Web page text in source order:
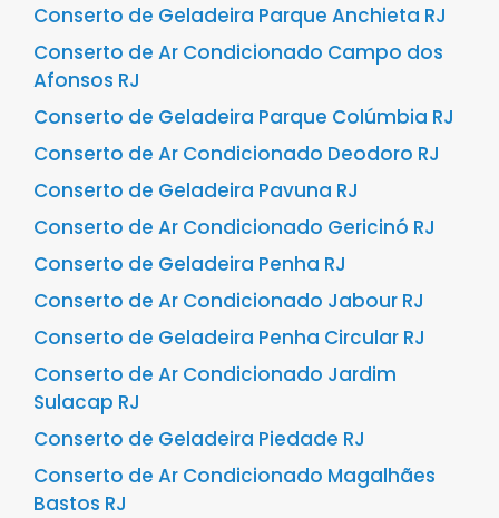
Conserto de Geladeira Parque Anchieta RJ
Conserto de Ar Condicionado Campo dos
Afonsos RJ
Conserto de Geladeira Parque Colúmbia RJ
Conserto de Ar Condicionado Deodoro RJ
Conserto de Geladeira Pavuna RJ
Conserto de Ar Condicionado Gericinó RJ
Conserto de Geladeira Penha RJ
Conserto de Ar Condicionado Jabour RJ
Conserto de Geladeira Penha Circular RJ
Conserto de Ar Condicionado Jardim
Sulacap RJ
Conserto de Geladeira Piedade RJ
Conserto de Ar Condicionado Magalhães
Bastos RJ